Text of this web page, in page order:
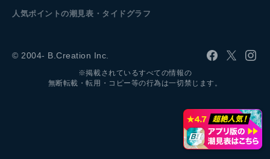
人気ポイントの潮見表・タイドグラフ
© 2004- B.Creation Inc.
※掲載されているすべての情報の
無断転載・転用・コピー等の行為は一切禁じます。